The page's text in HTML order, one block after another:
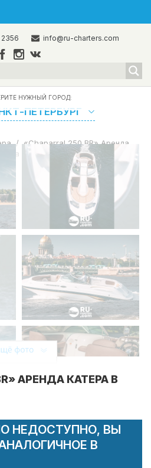
info@ru-charters.com
НУЖНЫЙ ГОРОД:
ПЕТЕРБУРГ
/ «Chaparral 250 BR» Аренда
в СПб
АРЕНДА КАТЕРА В
НЕДОСТУПНО, ВЫ
В